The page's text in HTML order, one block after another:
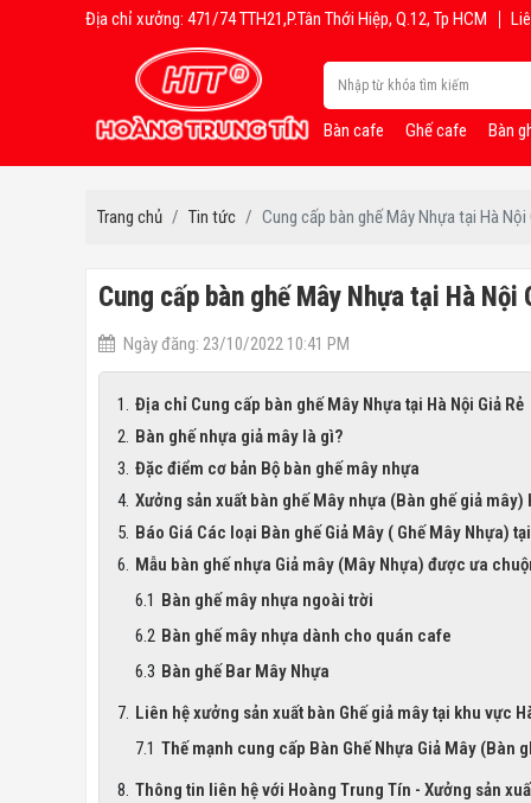
Địa chỉ xưởng: 471/74 TTH21,P.Tân Thới Hiệp, Q.12, Tp HCM
Bàn cafe Ghế cafe Bàn
Trang chủ Tin tức Cung cấp bàn ghế Mây Nhựa tại Hà Nội
Cung cấp bàn ghế Mây Nhựa tại Hà Nội
Ngày đăng: 23/10/2022 10:41 PM
Địa chỉ Cung cấp bàn ghế Mây Nhựa tại Hà Nội Giả Rẻ
Bàn ghế nhựa giả mây là gì?
Đặc điểm cơ bản Bộ bàn ghế mây nhựa
Xưởng sản xuất bàn ghế Mây nhựa (Bàn ghế giả mây)
Báo Giá Các loại Bàn ghế Giả Mây ( Ghế Mây Nhựa)
Mẫu bàn ghế nhựa Giả mây (Mây Nhựa) được ưa
Bàn ghế mây nhựa ngoài trời
Bàn ghế mây nhựa dành cho quán cafe
Bàn ghế Bar Mây Nhựa
Liên hệ xưởng sản xuất bàn Ghế giả mây tại khu vực
Thế mạnh cung cấp Bàn Ghế Nhựa Giả Mây (Bàn
Thông tin liên hệ với Hoàng Trung Tín - Xưởng sản